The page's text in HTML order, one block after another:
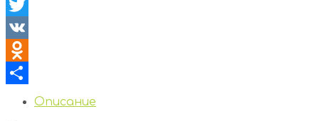
Facebook
Twitter
VK
Odnoklassniki
Отправить
Описание